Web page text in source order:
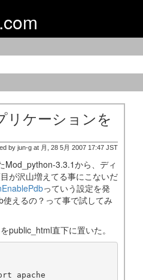
リケーションを
by jun-g at 月, 28 5月 2007 17:47 JST
Mod_python-3.3.1から、ディ
が沢山増えてる事にこないだ
っていう設定を発
えるの？って事で試してみ
public_html直下に置いた。
apache